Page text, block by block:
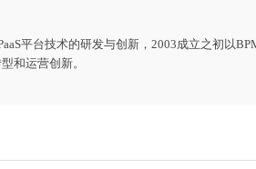
平台技术的研发与创新，2003成立之初以
和运营创新。